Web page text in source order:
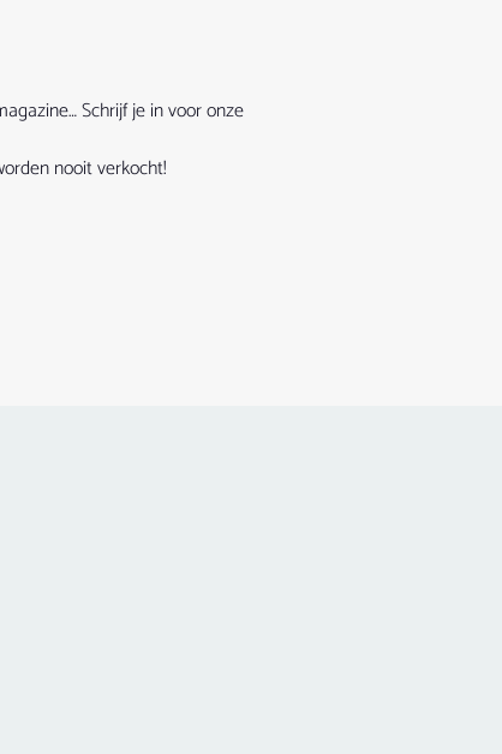
Schrijf je in voor onze
nooit verkocht!